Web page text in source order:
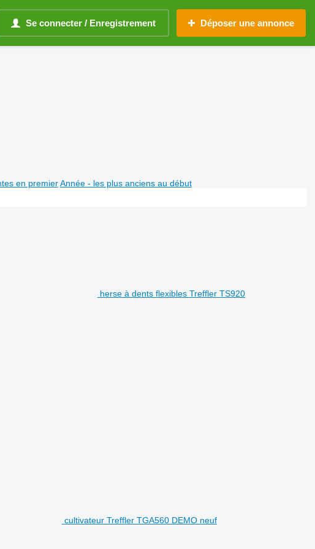
Se connecter / Enregistrement Déposer une annonce
en premier Année - les plus anciens au début
herse à dents flexibles Treffler TS920
cultivateur Treffler TGA560 DEMO neuf